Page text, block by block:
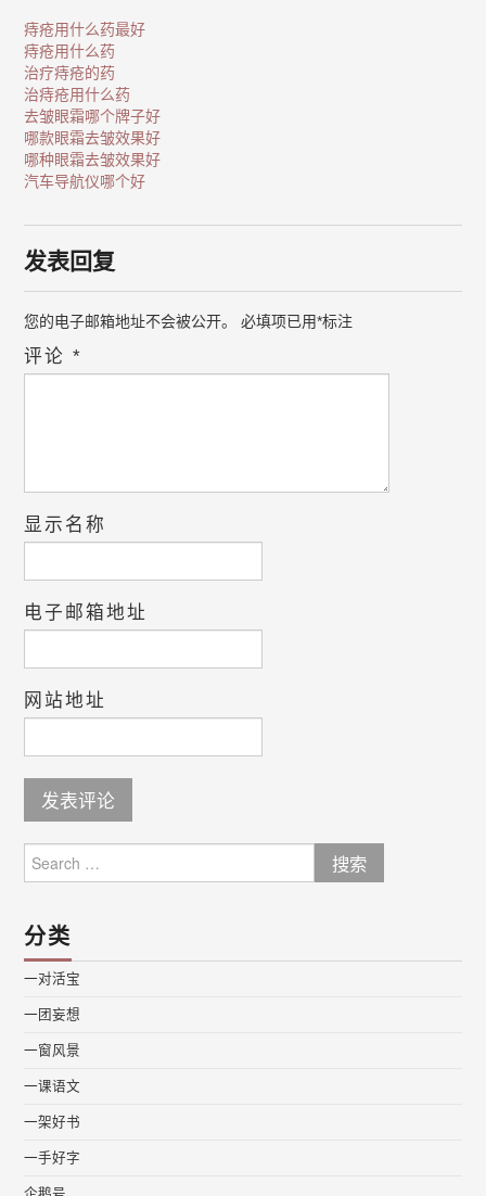
痔疮用什么药最好
痔疮用什么药
治疗痔疮的药
治痔疮用什么药
去皱眼霜哪个牌子好
哪款眼霜去皱效果好
哪种眼霜去皱效果好
汽车导航仪哪个好
发表回复
您的电子邮箱地址不会被公开。 必填项已用*标注
评论*
显示名称
电子邮箱地址
网站地址
for:
分类
一对活宝
一团妄想
一窗风景
一课语文
一架好书
一手好字